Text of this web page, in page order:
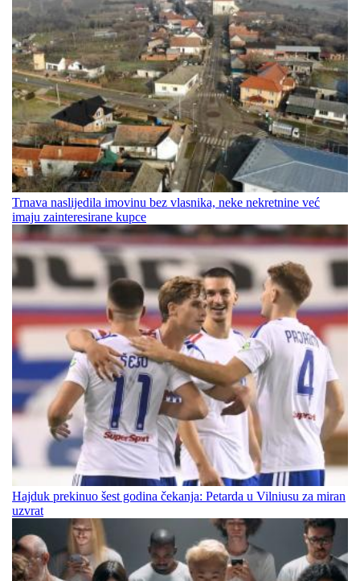
Trnava naslijedila imovinu bez vlasnika, neke nekretnine već
imaju zainteresirane kupce
Hajduk prekinuo šest godina čekanja: Petarda u Vilniusu za miran
uzvrat